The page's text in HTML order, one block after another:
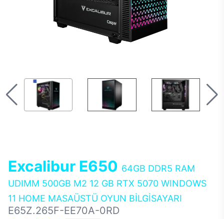
Excalibur E650 64GB DDR5 RAM
UDIMM 500GB M2 12 GB RTX 5070 WINDOWS
11 HOME MASAÜSTÜ OYUN BİLGİSAYARI
E65Z.265F-EE70A-0RD